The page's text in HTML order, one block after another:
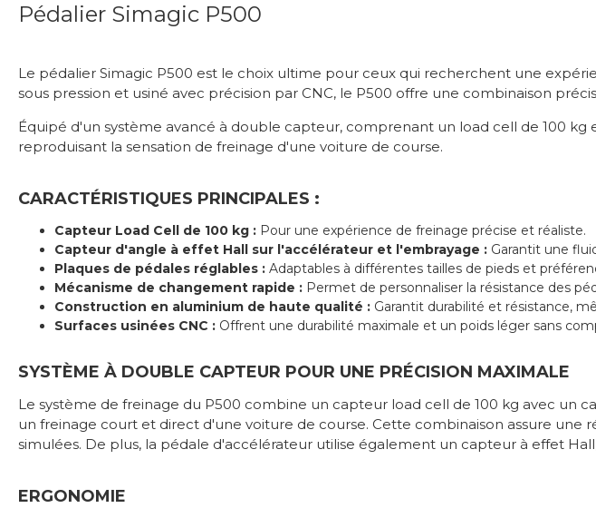
Pédalier Simagic P500
Le pédalier Simagic P500 est le choix ultime pour ceux qui recherchent une
sous pression et usiné avec précision par CNC, le P500 offre une combinaison
Équipé d'un système avancé à double capteur, comprenant un load cell de 100
reproduisant la sensation de freinage d'une voiture de course.
CARACTÉRISTIQUES PRINCIPALES :
Capteur Load Cell de 100 kg : Pour une expérience de freinage précise et réaliste.
Capteur d'angle à effet Hall sur l'accélérateur et l'embrayage : Garantit une
Plaques de pédales réglables : Adaptables à différentes tailles de pieds et
Mécanisme de changement rapide : Permet de personnaliser la résistance des
Construction en aluminium de haute qualité : Garantit durabilité et résistance,
Surfaces usinées CNC : Offrent une durabilité maximale et un poids léger sans
SYSTÈME À DOUBLE CAPTEUR POUR UNE PRÉCISION MAXIMALE
Le système de freinage du P500 combine un capteur load cell de 100 kg avec
un freinage court et direct d'une voiture de course. Cette combinaison assure
simulées. De plus, la pédale d'accélérateur utilise également un capteur à effet
ERGONOMIE